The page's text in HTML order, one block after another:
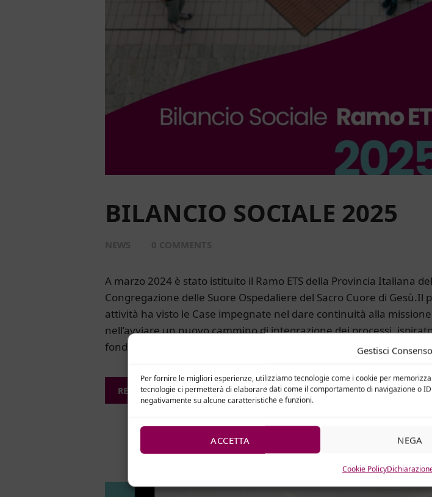
Gestisci
Per fornire le migliori esperienze, utilizziamo tecnologie come i cookie per
tecnologie ci permetterà di elaborare dati come il comportamento di navigazione o
negativamente su alcune caratteristiche e funzioni.
ACCETTA NEGA
Cookie Policy
BILANCIO SOCIALE 2025
A marzo 2024 è stato istituito il Ramo ETS della Provincia Italiana
Congregazione delle Suore Ospedaliere del Sacro Cuore di Gesù.Il
attività ha visto le Case impegnate nel dare continuità alla
nell’avviare un nuovo cammino di integrazione dei processi,
fondanti…
READ MORE